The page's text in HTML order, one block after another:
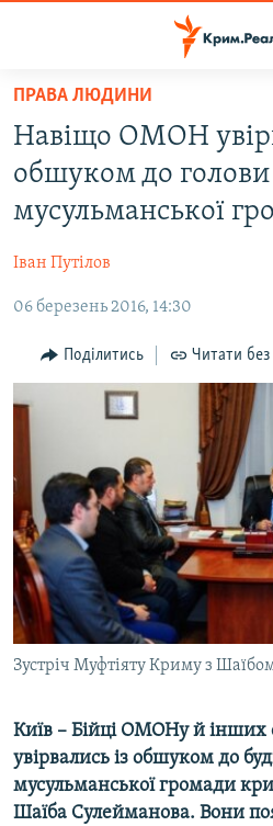
Перейти
основного
матеріалу
Перейти
до
основної
навігації
Перейти
пошуку
ВОДА.КРИМ
ВІДЕО ТА ФОТО
БЛОГИ
ПОГЛЯД
ІНТЕРВ'Ю
ВСЕ ЗА ДЕНЬ
СПЕЦПРОЕКТИ
ДЕПОРТАЦІЯ
ВІДЕОУРОКИ «ELIFBE»
СВІДЧЕННЯ ОКУПАЦІЇ
УКРАЇНСЬКА ПРОБЛЕМА КРИМУ
ІНФОГРАФІКА
ЯК ОБІЙТИ БЛОКУВАННЯ
Русский
Qırımtatar
ДОЛУЧАЙСЯ!
Усі сайти RFE/RL
ПРАВА ЛЮДИНИ
Навіщо ОМОН
обшуком до голови
мусульманської
Іван Путілов
06 березень 2016, 14:30
Поділитись Читати без
Зустріч Муфтіяту Криму з
Київ – Бійці ОМОНу й інших
увірвались із обшуком до
мусульманської громади
Шаїба Сулейманова. Вони